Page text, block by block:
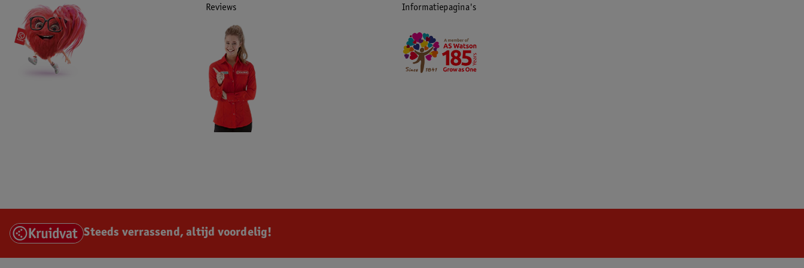
Reviews
Informatiepagina's
Steeds verrassend, altijd voordelig!